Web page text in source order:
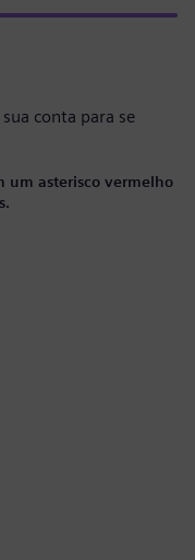
conta para se
um asterisco vermelho